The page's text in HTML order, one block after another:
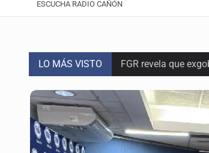
ESCUCHA RADIO CAÑÓN
LO MÁS VISTO FGR revela que
Capturan en
Adulto mayor
Asesinan a balazos